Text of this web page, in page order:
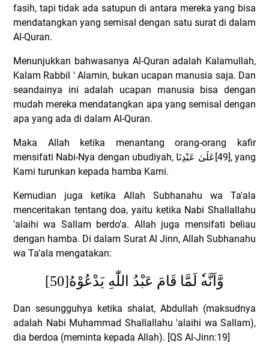
fasih, tapi tidak ada satupun di antara mereka yang bisa
mendatangkan yang semisal dengan satu surat di dalam
Al-Quran.
Menunjukkan bahwasanya Al-Quran adalah Kalamullah,
Kalam Rabbil ' Alamin, bukan ucapan manusia saja. Dan
seandainya ini adalah ucapan manusia bisa dengan
mudah mereka mendatangkan apa yang semisal dengan
apa yang ada di dalam Al-Quran.
Maka Allah ketika menantang orang-orang kafir
mensifati Nabi-Nya dengan ubudiyah, عَلَىٰ عَبْدِنَا [49], yang
Kami turunkan kepada hamba Kami.
Kemudian juga ketika Allah Subhanahu wa Ta'ala
menceritakan tentang doa, yaitu ketika Nabi Shallallahu
'alaihi wa Sallam berdo’a. Allah juga mensifati beliau
dengan hamba. Di dalam Surat Al Jinn, Allah Subhanahu
wa Ta'ala mengatakan:
وَّاَنَّه لَمَّا قَامَ عَبْدُ اللّٰهِ يَدْعُوْهُ[50]
Dan sesungguhya ketika shalat, Abdullah (maksudnya
adalah Nabi Muhammad Shallallahu 'alaihi wa Sallam),
dia berdoa (meminta kepada Allah). [QS Al-Jinn:19]